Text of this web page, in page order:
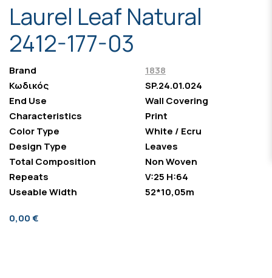
Laurel Leaf Natural
2412-177-03
Brand
1838
Κωδικός
SP.24.01.024
End Use
Wall Covering
Characteristics
Print
Color Type
White / Ecru
Design Type
Leaves
Total Composition
Non Woven
Repeats
V:25 H:64
Useable Width
52*10,05m
0,00 €